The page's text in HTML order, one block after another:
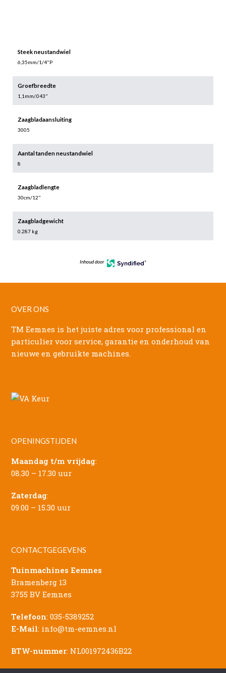
Steek neustandwiel
6,35mm/1/4"P
Groefbreedte
1,1mm/.043"
Zaagbladaansluiting
3005
Aantal tanden neustandwiel
8
Zaagbladlengte
30cm/12"
Zaagbladgewicht
0.287 kg
Inhoud door
OVER ONS
TM Eemnes is het juiste adres voor professional en
particulier voor service, garantie en onderhoud van
nieuwe en gebruikte machines.
OPENINGSTIJDEN
Maandag t/m vrijdag:
08.30 – 17.30 uur
Zaterdag:
09.00 – 15.30 uur
CONTACTGEGEVENS
Tuinmachines Eemnes
Bramenberg 13
3755 BV Eemnes
Telefoon:035-5389252
E-Mail: info@tm-eemnes.nl
BTW-nummer: NL001972436B22